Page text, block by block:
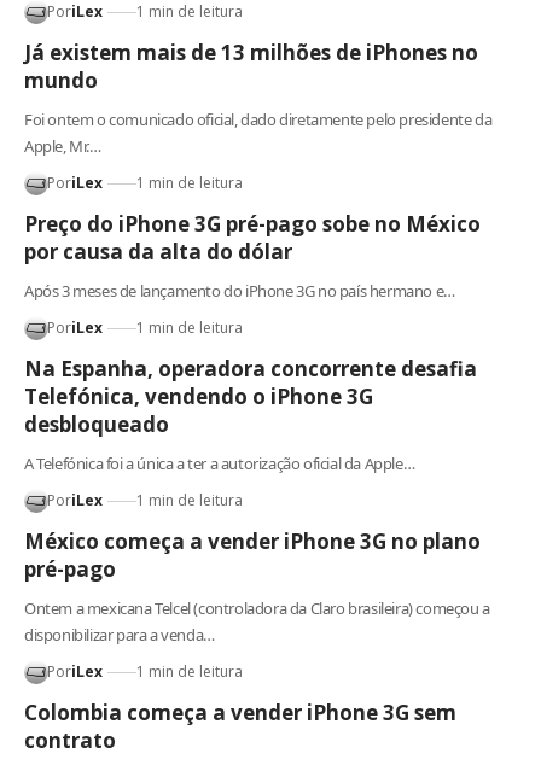
PoriLex 1 min de leitura
Já existem mais de 13 milhões de iPhones no
mundo
Foi ontem o comunicado oficial, dado diretamente pelo presidente da
Apple, Mr.…
PoriLex 1 min de leitura
Preço do iPhone 3G pré-pago sobe no México
por causa da alta do dólar
Após 3 meses de lançamento do iPhone 3G no país hermano e…
PoriLex 1 min de leitura
Na Espanha, operadora concorrente desafia
Telefónica, vendendo o iPhone 3G
desbloqueado
A Telefónica foi a única a ter a autorização oficial da Apple…
PoriLex 1 min de leitura
México começa a vender iPhone 3G no plano
pré-pago
Ontem a mexicana Telcel (controladora da Claro brasileira) começou a
disponibilizar para a venda…
PoriLex 1 min de leitura
Colombia começa a vender iPhone 3G sem
contrato